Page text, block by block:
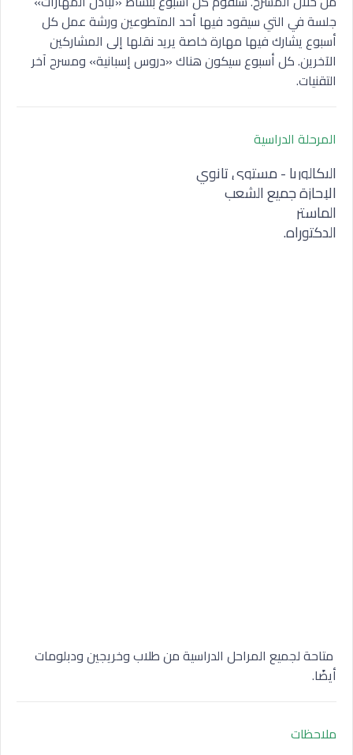
جلسة في التي سيقود فيها أحد المتطوعين ورشة عمل كل
أسبوع يشارك فيها مهارة خاصة يريد نقلها إلى المشاركين
الآخرين. كل أسبوع سيكون هناك «دروس إسبانية» ومسرح آخر
التقنيات.
المرحلة الدراسية
البكالوريا - مستوى تانوي
الإجازة جميع الشعب
الماستر
الدكتوراه.
متاحة لجميع المراحل الدراسية من طلاب وخريجين ودبلومات
أيضًا.
ملاحظات